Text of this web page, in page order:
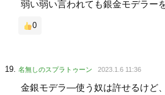
弱い弱い言われても銀金モデラー
0
名無しのスプラトゥーン 2023.1.6 11:36
金銀モデラ―使う奴は許せるけど、